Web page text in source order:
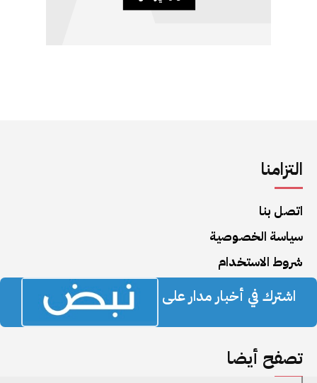
التزامنا
اتصل بنا
سياسة الخصوصية
شروط الاستخدام
اشترك في أخبار مدار على
تصفح أيضا